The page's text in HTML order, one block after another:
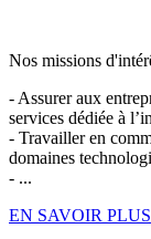
Nos missions
- Assurer aux
services dédiée à
- Travailler en
domaines
- ...
EN SAVOIR PLUS